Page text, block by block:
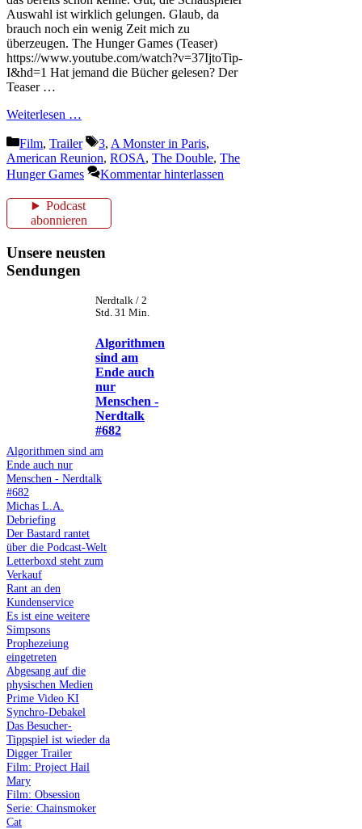
Auswahl ist wirklich gelungen. Glaub, da
brauch noch ein wenig Zeit mich zu
überzeugen. The Hunger Games (Teaser)
https://www.youtube.com/watch?v=37IjtoTip-
I&hd=1 Hat jemand die Bücher gelesen? Der
Teaser …
Weiterlesen …
Kategorien
Film, Trailer Schlagwörter
3, A Monster in Paris,
American Reunion, ROSA, The Double, The
Hunger Games
Kommentar hinterlassen
Podcast
abonnieren
Unsere neusten
Sendungen
Nerdtalk / 2
Std. 31 Min.
Algorithmen
sind am
Ende auch
nur
Menschen -
Nerdtalk
#682
Algorithmen sind am
Ende auch nur
Menschen - Nerdtalk
#682
Michas L.A.
Debriefing
Der Bastard rantet
über die Podcast-Welt
Letterboxd steht zum
Verkauf
Rant an den
Kundenservice
Es ist eine weitere
Simpsons
Prophezeiung
eingetreten
Abgesang auf die
physischen Medien
Prime Video KI
Synchro-Debakel
Das Besucher-
Tippspiel ist wieder da
Digger Trailer
Film: Project Hail
Mary
Film: Obsession
Serie: Chainsmoker
Cat